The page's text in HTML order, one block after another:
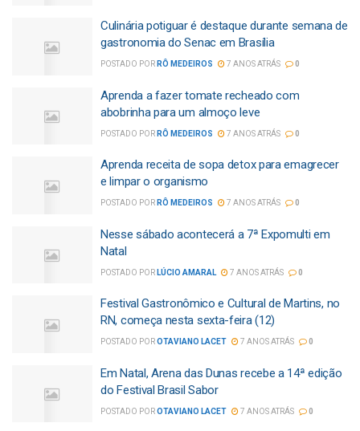
Culinária potiguar é destaque durante semana de
gastronomia do Senac em Brasília
POSTADO POR RÔ MEDEIROS 7 ANOS ATRÁS 0
Aprenda a fazer tomate recheado com
abobrinha para um almoço leve
POSTADO POR RÔ MEDEIROS 7 ANOS ATRÁS 0
Aprenda receita de sopa detox para emagrecer
e limpar o organismo
POSTADO POR RÔ MEDEIROS 7 ANOS ATRÁS 0
Nesse sábado acontecerá a 7ª Expomulti em
Natal
POSTADO POR LÚCIO AMARAL 7 ANOS ATRÁS 0
Festival Gastronômico e Cultural de Martins, no
RN, começa nesta sexta-feira (12)
POSTADO POROTAVIANO LACET 7 ANOS ATRÁS 0
Em Natal, Arena das Dunas recebe a 14ª edição
do Festival Brasil Sabor
POSTADO POROTAVIANO LACET 7 ANOS ATRÁS 0